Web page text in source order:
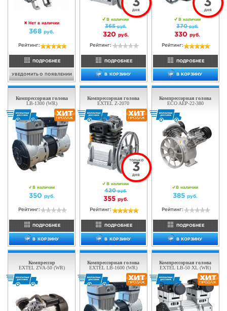
В наличии
200
Рейтинг:
В КОРЗИНУ
Под заказ
200руб.
Рейтинг:
УВЕДОМИТЬ О ПОЯВЛЕНИИ
Компрессорная голова
EXTEL V-0.25
Компрессорная голова
EXTEL Z-2055